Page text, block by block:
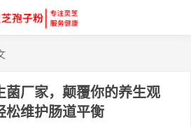
菌厂家，颠覆你的养生观
松维护肠道平衡